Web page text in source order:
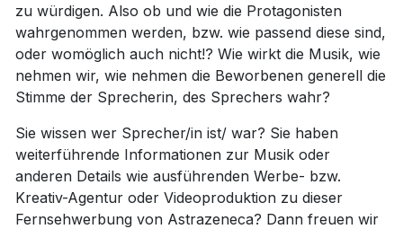
zu würdigen. Also ob und wie die Protagonisten
wahrgenommen werden, bzw. wie passend diese sind,
oder womöglich auch nicht!? Wie wirkt die Musik, wie
nehmen wir, wie nehmen die Beworbenen generell die
Stimme der Sprecherin, des Sprechers wahr?
Sie wissen wer Sprecher/in ist/ war? Sie haben
weiterführende Informationen zur Musik oder
anderen Details wie ausführenden Werbe- bzw.
Kreativ-Agentur oder Videoproduktion zu dieser
Fernsehwerbung von Astrazeneca? Dann freuen wir